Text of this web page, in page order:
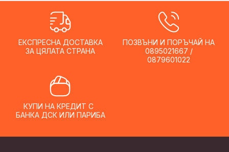
ЕКСПРЕСНА ДОСТАВКА
ЗА ЦЯЛАТА СТРАНА
ПОЗВЪНИ И ПОРЪЧАЙ НА
0895021667 /
0879601022
КУПИ НА КРЕДИТ С
БАНКА ДСК ИЛИ ПАРИБА